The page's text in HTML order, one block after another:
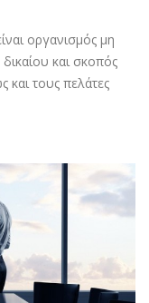
οργανισμός μη
και σκοπός
και τους πελάτες